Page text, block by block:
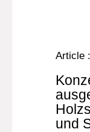
Article
und